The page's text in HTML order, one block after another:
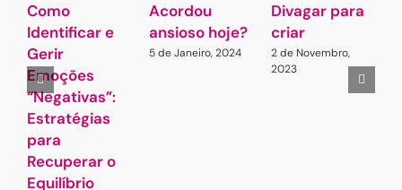
Como
Identificar e
Gerir
Emoções
“Negativas”:
Estratégias
para
Recuperar o
Equilíbrio
Acordou
ansioso hoje?
5 de Janeiro, 2024
Divagar para
criar
2 de Novembro,
2023